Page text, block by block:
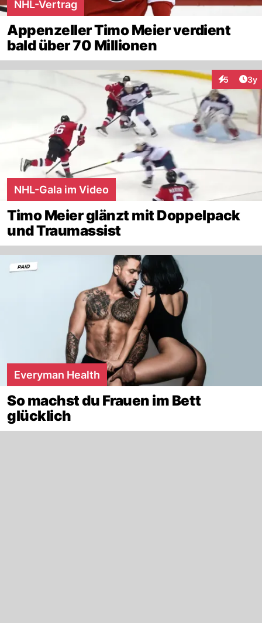
NHL-Vertrag
Appenzeller Timo Meier verdient
bald über 70 Millionen
5 3y
NHL-Gala im Video
Timo Meier glänzt mit Doppelpack
und Traumassist
Everyman Health
So machst du Frauen im Bett
glücklich